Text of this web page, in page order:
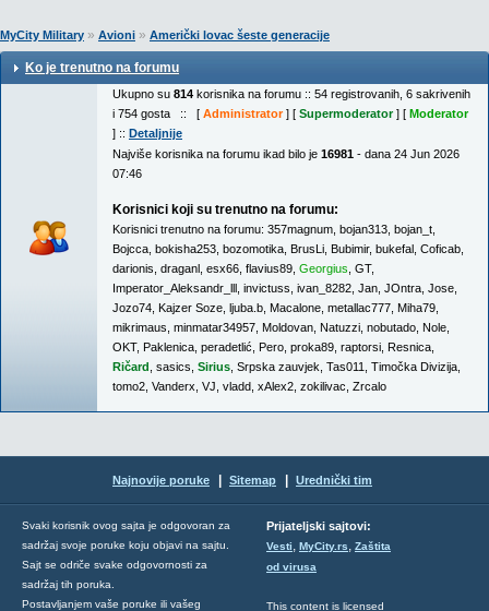
MyCity Military » Avioni » Američki lovac šeste generacije
Ko je trenutno na forumu
Ukupno su 814 korisnika na forumu :: 54 registrovanih, 6 sakrivenih
i 754 gosta :: [ Administrator] [ Supermoderator] [ Moderator
] :: Detaljnije
Najviše korisnika na forumu ikad bilo je 16981 - dana 24 Jun 2026
07:46
Korisnici koji su trenutno na forumu:
Korisnici trenutno na forumu: 357magnum bojan313 bojan_t
Bojcca bokisha253 bozomotika BrusLi Bubimir, bukefal Coficab
darionis draganl esx66 flavius89 Georgius GT,
Imperator_Aleksandr_lll invictuss ivan_8282 Jan JOntra Jose
Jozo74 Kajzer Soze ljuba.b Macalone metallac777 Miha79
mikrimaus minmatar34957 Moldovan Natuzzi nobutado Nole
OKT, Paklenica peradetlić Pero proka89 raptorsi Resnica
Ričard sasics Sirius Srpska zauvjek Tas011 Timočka Divizija
tomo2 Vanderx VJ vladd xAlex2 zokilivac Zrcalo
Najnovije poruke Sitemap Urednički tim
Svaki korisnik ovog sajta je odgovoran za
sadržaj svoje poruke koju objavi na sajtu.
Sajt se odriče svake odgovornosti za
sadržaj tih poruka.
Postavljanjem vaše poruke ili vašeg
Prijateljski sajtovi:
Vesti, MyCity.rs, Zaštita
od virusa
This content is licensed